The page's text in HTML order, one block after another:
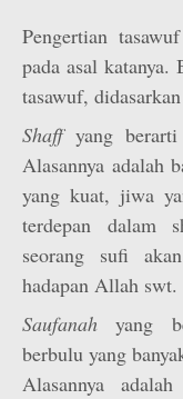
Pengertian
pada asal katanya.
tasawuf,
Shaffyang berarti
Alasannya adalah
yang kuat, jiwa
terdepan dalam
seorang sufi
hadapan Allah swt.
Saufanah yang
berbulu yang
Alasannya